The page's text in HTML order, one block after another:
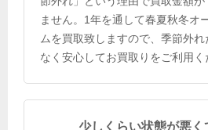
ません。1年を通して春夏秋冬オ
ムを買取致しますので、季節外
なく安心してお買取りをご利用く
少しくらい状態が悪く